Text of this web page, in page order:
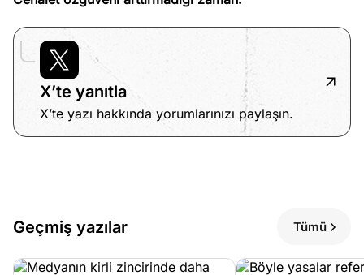
X’te yanıtla
X’te yazı hakkında yorumlarınızı paylaşın.
Geçmiş yazılar Tümü